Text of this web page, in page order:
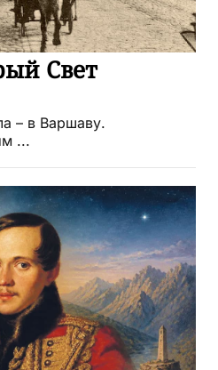
Свет
– в Варшаву.
...